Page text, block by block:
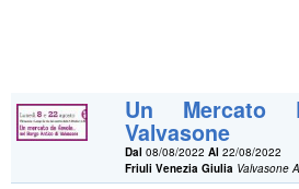
Un Mercato
Valvasone
Dal 08/08/2022Al 22/08/2022
Friuli Venezia Giulia Valvasone